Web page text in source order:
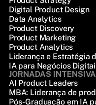
Digital Product Design
Data Analytics
Product Discovery
Product Marketing
Product Analytics
Liderança e Estratégia
IA para Negócios
JORNADAS
AI Product Leaders
MBA: Liderança de
Pós-Graduação em IA